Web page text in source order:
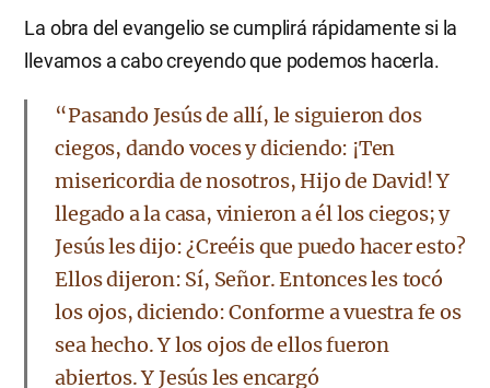
La obra del evangelio se cumplirá rápidamente si la
llevamos a cabo creyendo que podemos hacerla.
“Pasando Jesús de allí, le siguieron dos
ciegos, dando voces y diciendo: ¡Ten
misericordia de nosotros, Hijo de David! Y
llegado a la casa, vinieron a él los ciegos; y
Jesús les dijo: ¿Creéis que puedo hacer esto?
Ellos dijeron: Sí, Señor. Entonces les tocó
los ojos, diciendo: Conforme a vuestra fe os
sea hecho. Y los ojos de ellos fueron
abiertos. Y Jesús les encargó